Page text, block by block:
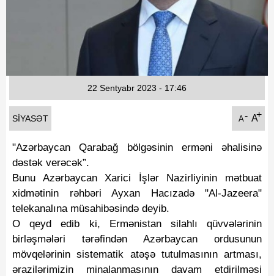
SIYASƏT A- A+
22 Sentyabr 2023 - 17:46
"Azərbaycan Qarabağ bölgəsinin erməni əhalisinə
dəstək verəcək”.
Bunu Azərbaycan Xarici İşlər Nazirliyinin mətbuat
xidmətinin rəhbəri Ayxan Hacızadə "Al-Jazeera"
telekanalına müsahibəsində deyib.
O qeyd edib ki, Ermənistan silahlı qüvvələrinin
birləşmələri tərəfindən Azərbaycan ordusunun
mövqelərinin sistematik atəşə tutulmasının artması,
ərazilərimizin minalanmasının davam etdirilməsi